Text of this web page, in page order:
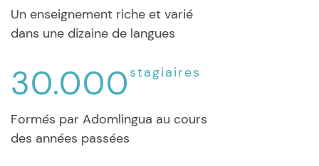
Un enseignement riche et varié
dans une dizaine de langues
30.000 stagiaires
Formés par Adomlingua au cours
des années passées